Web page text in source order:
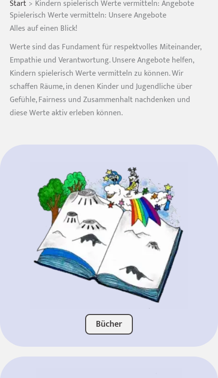
Start
Kindern spielerisch Werte vermitteln: Angebote
Spielerisch Werte vermitteln: Unsere Angebote
Alles auf einen Blick!
Werte sind das Fundament für respektvolles Miteinander,
Empathie und Verantwortung. Unsere Angebote helfen,
Kindern spielerisch Werte vermitteln zu können. Wir
schaffen Räume, in denen Kinder und Jugendliche über
Gefühle, Fairness und Zusammenhalt nachdenken und
diese Werte aktiv erleben können.
Bücher